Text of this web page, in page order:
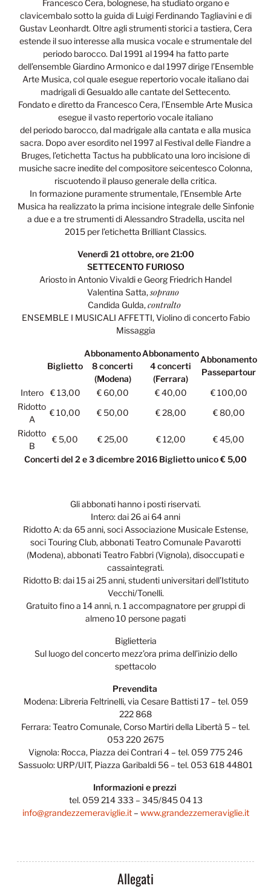
Francesco Cera, bolognese, ha studiato organo e
clavicembalo sotto la guida di Luigi Ferdinando Tagliavini e di
Gustav Leonhardt. Oltre agli strumenti storici a tastiera, Cera
estende il suo interesse alla musica vocale e strumentale del
periodo barocco. Dal 1991 al 1994 ha fatto parte
dell’ensemble Giardino Armonico e dal 1997 dirige l’Ensemble
Arte Musica, col quale esegue repertorio vocale italiano dai
madrigali di Gesualdo alle cantate del Settecento.
Fondato e diretto da Francesco Cera, l’Ensemble Arte Musica
esegue il vasto repertorio vocale italiano
del periodo barocco, dal madrigale alla cantata e alla musica
sacra. Dopo aver esordito nel 1997 al Festival delle Fiandre a
Bruges, l’etichetta Tactus ha pubblicato una loro incisione di
musiche sacre inedite del compositore seicentesco Colonna,
riscuotendo il plauso generale della critica.
In formazione puramente strumentale, l’Ensemble Arte
Musica ha realizzato la prima incisione integrale delle Sinfonie
a due e a tre strumenti di Alessandro Stradella, uscita nel
2015 per l’etichetta Brilliant Classics.
Venerdì 21 ottobre, ore 21:00
SETTECENTO FURIOSO
Ariosto in Antonio Vivaldi e Georg Friedrich Handel
Valentina Satta,soprano
Candida Gulda,contralto
ENSEMBLE I MUSICALI AFFETTI, Violino di concerto Fabio
Missaggia
Biglietto
Abbonamento
8 concerti
(Modena)
Abbonamento
4 concerti
(Ferrara)
Abbonamento
Passepartour
Intero
€ 13,00 € 60,00 € 40,00
€ 100,00
Ridotto
A
€ 10,00 € 50,00 € 28,00
€ 80,00
Ridotto
B
€ 5,00 € 25,00 € 12,00
€ 45,00
Concerti del 2 e 3 dicembre 2016 Biglietto unico € 5,00
Gli abbonati hanno i posti riservati.
Intero: dai 26 ai 64 anni
Ridotto A: da 65 anni, soci Associazione Musicale Estense,
soci Touring Club, abbonati Teatro Comunale Pavarotti
(Modena), abbonati Teatro Fabbri (Vignola), disoccupati e
cassaintegrati.
Ridotto B: dai 15 ai 25 anni, studenti universitari dell’Istituto
Vecchi/Tonelli.
Gratuito fino a 14 anni, n. 1 accompagnatore per gruppi di
almeno 10 persone pagati
Biglietteria
Sul luogo del concerto mezz’ora prima dell’inizio dello
spettacolo
Prevendita
Modena: Libreria Feltrinelli, via Cesare Battisti 17 – tel. 059
222 868
Ferrara: Teatro Comunale, Corso Martiri della Libertà 5 – tel.
053 220 2675
Vignola: Rocca, Piazza dei Contrari 4 – tel. 059 775 246
Sassuolo: URP/UIT, Piazza Garibaldi 56 – tel. 053 618 44801
Informazioni e prezzi
tel. 059 214 333 – 345/845 04 13
info@grandezzemeraviglie.it– www.grandezzemeraviglie.it
Allegati